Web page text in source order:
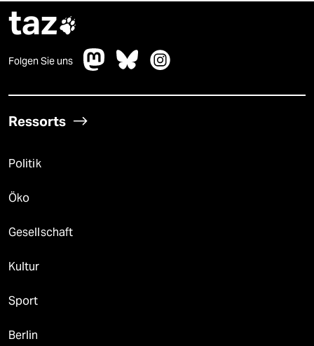
taz
Folgen Sie uns
Ressorts
Politik
Öko
Gesellschaft
Kultur
Sport
Berlin